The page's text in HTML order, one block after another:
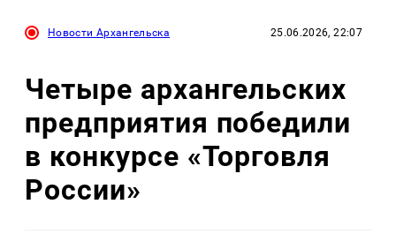
Новости Архангельска 25.06.2026, 22:07
Четыре архангельских
предприятия победили
в конкурсе «Торговля
России»